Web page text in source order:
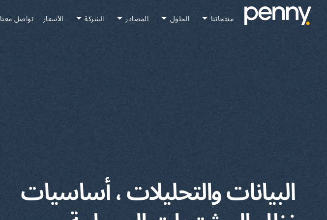
منتجاتنا الحلول المصادر الشركة الأسعار تواصل معنا
البيانات والتحليلات ، أساسيات